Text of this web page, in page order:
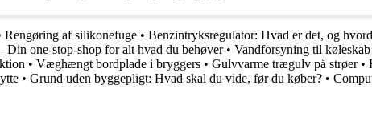
Rengøring af silikonefuge • Benzintryksregulator: Hvad er det, og
Din one-stop-shop for alt hvad du behøver• Vandforsyning til
• Væghængt bordplade i bryggers • Gulvvarme trægulv på strøer•
• Grund uden byggepligt: Hvad skal du vide, før du køber? •